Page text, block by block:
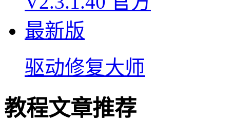
驱动修复大师
教程文章推荐